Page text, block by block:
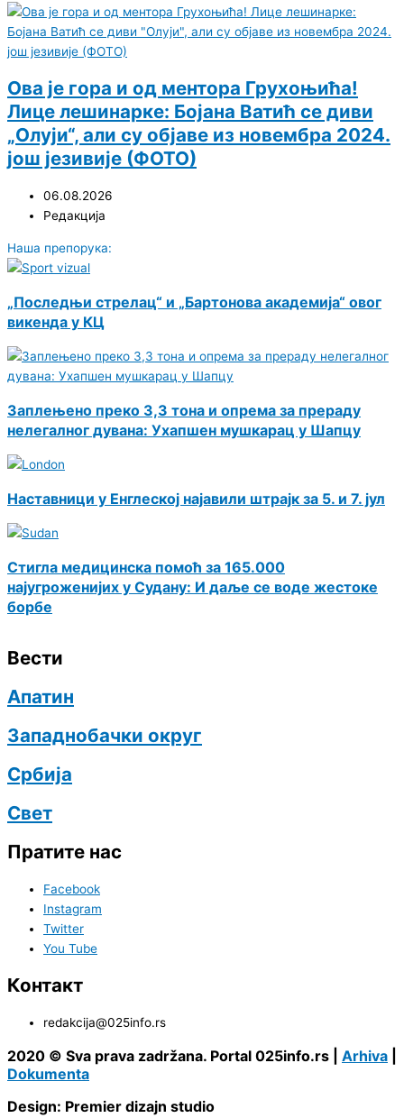
Ова је гора и од ментора Грухоњића!
Лице лешинарке: Бојана Ватић се диви
„Олуји“, али су објаве из новембра 2024.
још језивије (ФОТО)
06.08.2026
Редакција
Наша препорука:
„Последњи стрелац“ и „Бартонова академија“ овог
викенда у КЦ
Заплењено преко 3,3 тона и опрема за прераду
нелегалног дувана: Ухапшен мушкарац у Шапцу
Наставници у Енглеској најавили штрајк за 5. и 7. јул
Стигла медицинска помоћ за 165.000
најугроженијих у Судану: И даље се воде жестоке
борбе
Вести
Апатин
Западнобачки округ
Србија
Свет
Пратите нас
Facebook
Instagram
Twitter
You Tube
Контакт
redakcija@025info.rs
2020 © Sva prava zadržana. Portal 025info.rs | Arhiva
Dokumenta
Design: Premier dizajn studio